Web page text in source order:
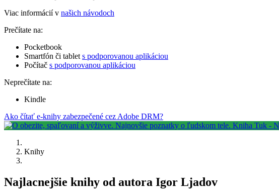
Viac informácií v našich návodoch
Prečítate na:
Pocketbook
Smartfón či tablet s podporovanou aplikáciou
Počítač s podporovanou aplikáciou
Neprečítate na:
Kindle
Ako čítať e-knihy zabezpečené cez Adobe DRM?
Knihy
Najlacnejšie knihy od autora Igor Ljadov